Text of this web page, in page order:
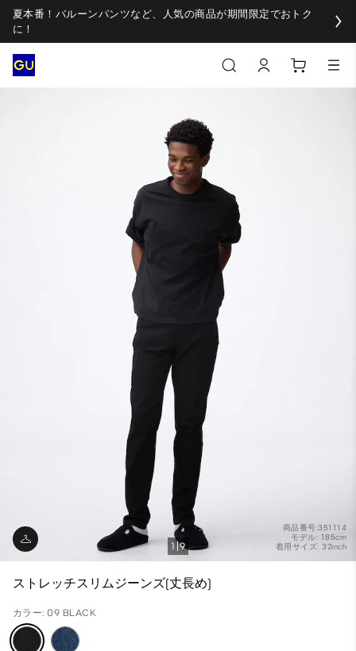
夏本番！バルーンパンツなど、人気の商品が期間限定でおトク
に！
商品番号:351114
モデル: 185cm
着用サイズ: 32inch
1 9
ストレッチスリムジーンズ(丈長め)
カラー: 09 BLACK